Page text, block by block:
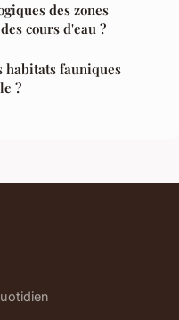
des zones
cours d'eau ?
habitats fauniques
?